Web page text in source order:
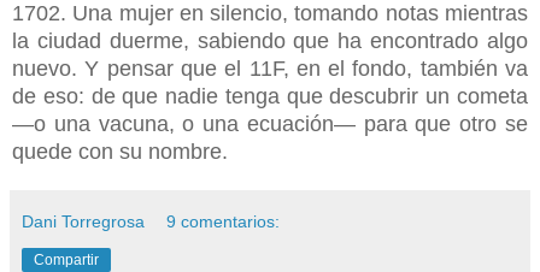
1702. Una mujer en silencio, tomando notas mientras
la ciudad duerme, sabiendo que ha encontrado algo
nuevo. Y pensar que el 11F, en el fondo, también va
de eso: de que nadie tenga que descubrir un cometa
—o una vacuna, o una ecuación— para que otro se
quede con su nombre.
Dani Torregrosa 9 comentarios:
Compartir